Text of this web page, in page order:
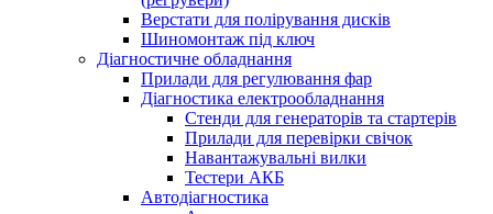
Верстати для полірування дисків
Шиномонтаж під ключ
Діагностичне обладнання
Прилади для регулювання фар
Діагностика електрообладнання
Стенди для генераторів та стартерів
Прилади для перевірки свічок
Навантажувальні вилки
Тестери АКБ
Автодіагностика